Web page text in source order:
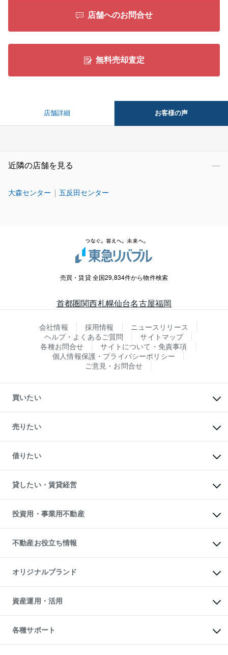
店舗へのお問合せ
無料売却査定
店舗詳細 お客様の声
近隣の店舗を見る
大森センター 五反田センター
売買・賃貸 全国29,834件から物件検索
首都圏関西札幌仙台名古屋福岡
会社情報 採用情報
ニュースリリース
ヘルプ・よくあるご質問
サイトマップ
各種お問合せ
サイトについて・免責事項
個人情報保護・プライバシーポリシー
ご意見・お問合せ
買いたい
新築・分譲マンションの購入
中古マンションの購入
一戸建ての購入
中古一戸建ての購入
不動産購入の流れ
注目キーワード物件特集
購入ガイド
English 繁体中文簡体中文
売りたい
一戸建ての売却・査定
土地の売却・査定
スピードAI査定
不動産査定について
不動産売却の流れ
不動産買換えの流れ
売却ガイド
借りたい
オフィス・店舗の賃貸
借りるときの流れ
借りるガイド
貸したい・賃貸経営
マンション賃料データ
賃貸管理プラン
リロケーションについて
貸すガイド
投資用・事業用不動産
事業用不動産
マンション投資
投資用マンション
アパート経営
収益物件
ビル購入（ビル一棟）
投資用不動産の売却査定
事業用不動産の売却査定
不動産お役立ち情報
マンションライブラリー
人気マンションランキング
暮らしに役立つ不動産メディア
不動産相場・不動産価格情報
不動産コラム・ニュース
不動産用語集
不動産なんでもネット相談室
住まいの税金
オリジナルブランド
一棟リノベーションマンション
L`GENTE（ルジェンテ）
区分リノベーションマンション
投資用一棟レジデンスWELL
不動産小口投資
資産運用・活用
不動産M&A
アセットマネジメント・出資
各種サポート